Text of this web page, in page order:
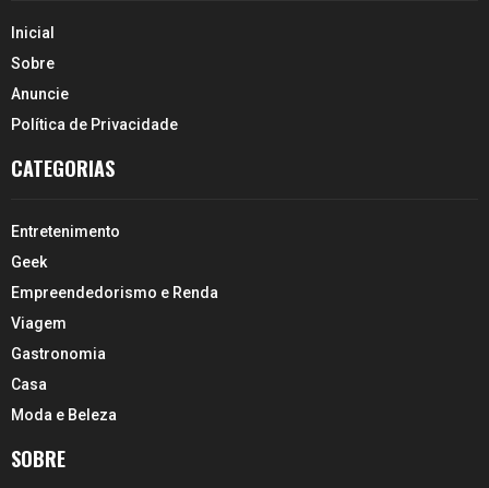
Inicial
Sobre
Anuncie
Política de Privacidade
CATEGORIAS
Entretenimento
Geek
Empreendedorismo e Renda
Viagem
Gastronomia
Casa
Moda e Beleza
SOBRE